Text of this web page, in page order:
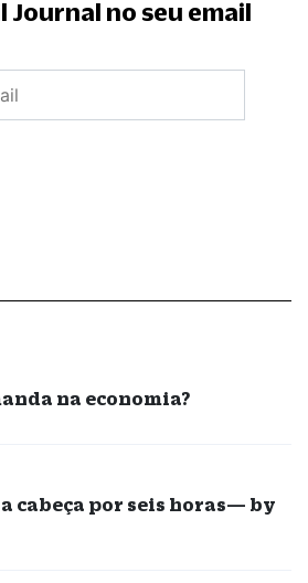
Journal no seu email
na economia?
cabeça por seis horas— by